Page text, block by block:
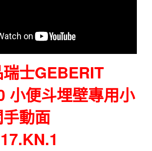
瑞士GEBERIT
小便斗埋壁專用小
動面